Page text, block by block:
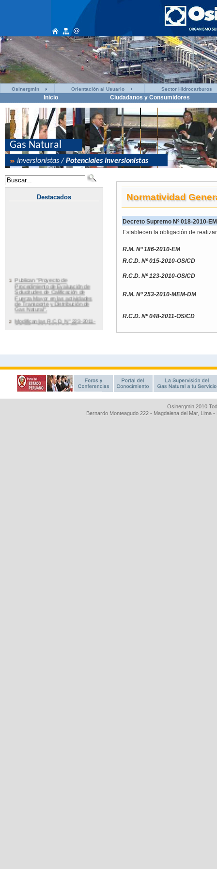
Osinergmin Orientación al Usuario Sector Hidrocarburos
Inicio Ciudadanos y Consumidores
Osinergmin 2010
Bernardo Monteagudo 222 - Magdalena del Mar, Lima